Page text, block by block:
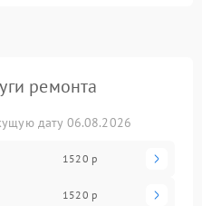
ремонта
дату 06.08.2026
1520 р
1520 р